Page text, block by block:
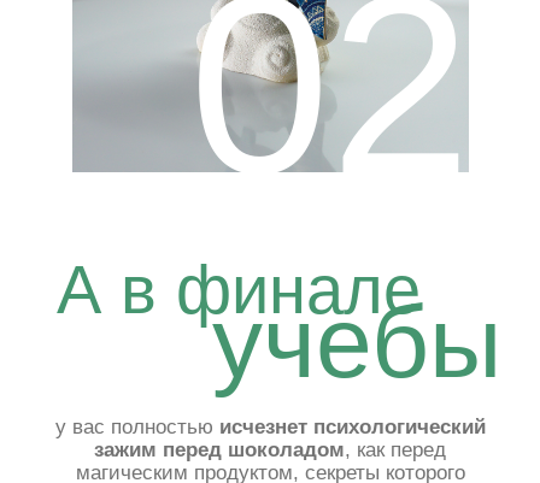
Шоколадные игры.
01 Постепенное и очень комфортное
освоение навыков —от простого
02 Обязательная отработка фигур
обратной связи